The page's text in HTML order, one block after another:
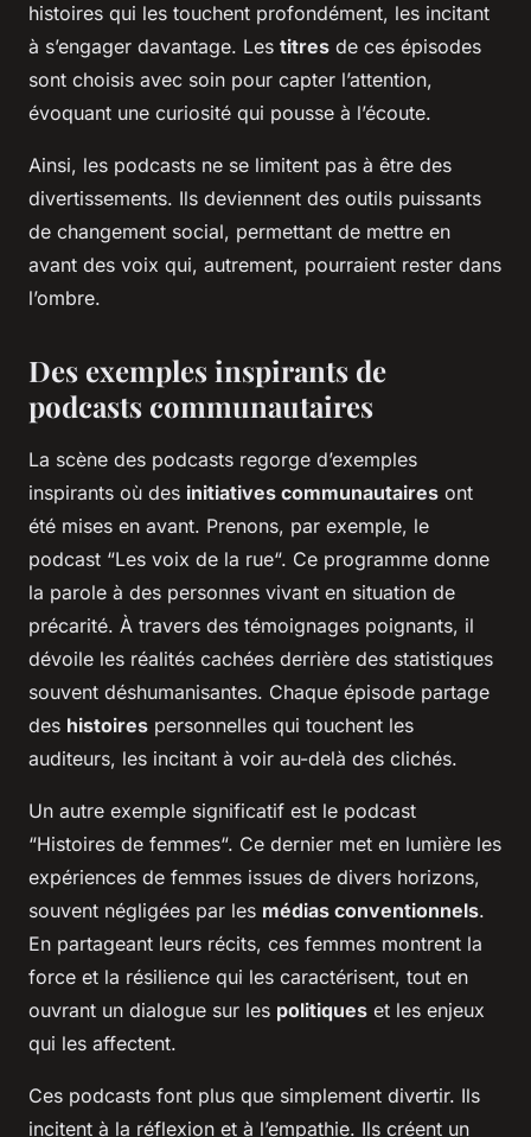
histoires qui les touchent profondément, les incitant
à s’engager davantage. Les titres de ces épisodes
sont choisis avec soin pour capter l’attention,
évoquant une curiosité qui pousse à l’écoute.
Ainsi, les podcasts ne se limitent pas à être des
divertissements. Ils deviennent des outils puissants
de changement social, permettant de mettre en
avant des voix qui, autrement, pourraient rester dans
l’ombre.
Des exemples inspirants de
podcasts communautaires
La scène des podcasts regorge d’exemples
inspirants où des initiatives communautaires ont
été mises en avant. Prenons, par exemple, le
podcast “Les voix de la rue“. Ce programme donne
la parole à des personnes vivant en situation de
précarité. À travers des témoignages poignants, il
dévoile les réalités cachées derrière des statistiques
souvent déshumanisantes. Chaque épisode partage
des histoires personnelles qui touchent les
auditeurs, les incitant à voir au-delà des clichés.
Un autre exemple significatif est le podcast
“Histoires de femmes“. Ce dernier met en lumière les
expériences de femmes issues de divers horizons,
souvent négligées par les médias conventionnels.
En partageant leurs récits, ces femmes montrent la
force et la résilience qui les caractérisent, tout en
ouvrant un dialogue sur les politiques et les enjeux
qui les affectent.
Ces podcasts font plus que simplement divertir. Ils
incitent à la réflexion et à l’empathie. Ils créent un